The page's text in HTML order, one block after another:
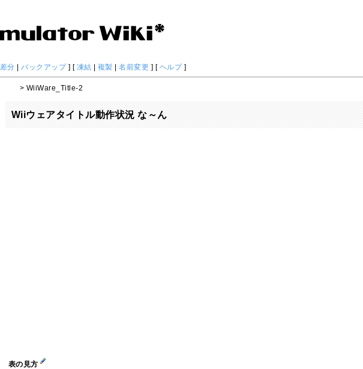
差分 | バックアップ] [ 凍結 | 複製 |名前変更 ] [ ヘルプ]
> WiiWare_Title-2
Wiiウェアタイトル動作状況 な～ん
表の見方